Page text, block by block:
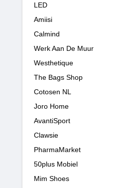
LED
Amiisi
Calmind
Werk Aan De Muur
Westhetique
The Bags Shop
Cotosen NL
Joro Home
AvantiSport
Clawsie
PharmaMarket
50plus Mobiel
Mim Shoes